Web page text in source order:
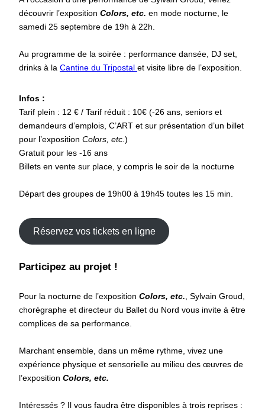
découvrir l’exposition Colors, etc. en mode nocturne, le
samedi 25 septembre de 19h à 22h.
Au programme de la soirée : performance dansée, DJ set,
drinks à la Cantine du Tripostal et visite libre de l’exposition.
Infos :
Tarif plein : 12 € / Tarif réduit : 10€ (-26 ans, seniors et
demandeurs d’emplois, C’ART et sur présentation d’un billet
pour l’exposition Colors, etc. )
Gratuit pour les -16 ans
Billets en vente sur place, y compris le soir de la nocturne
Départ des groupes de 19h00 à 19h45 toutes les 15 min.
Réservez vos tickets en ligne
Participez au projet !
Pour la nocturne de l’exposition Colors, etc. , Sylvain Groud,
chorégraphe et directeur du Ballet du Nord vous invite à être
complices de sa performance.
Marchant ensemble, dans un même rythme, vivez une
expérience physique et sensorielle au milieu des œuvres de
l’exposition Colors, etc.
Intéressés ? Il vous faudra être disponibles à trois reprises :